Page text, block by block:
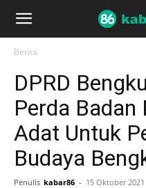
Berita
DPRD
Perda
Adat Untuk
Budaya
Penulis kabar86 - 15 Oktober 2021